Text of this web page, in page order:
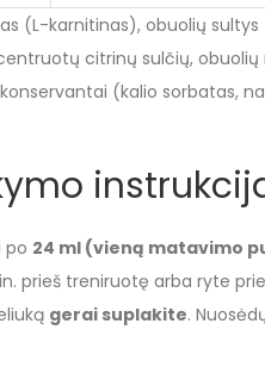
(L-karnitinas), obuolių
citrinų sulčių, obuolių
(kalio sorbatas,
po 24 ml (vieną matavimo
prieš treniruotę arba ryte
gerai suplakite.